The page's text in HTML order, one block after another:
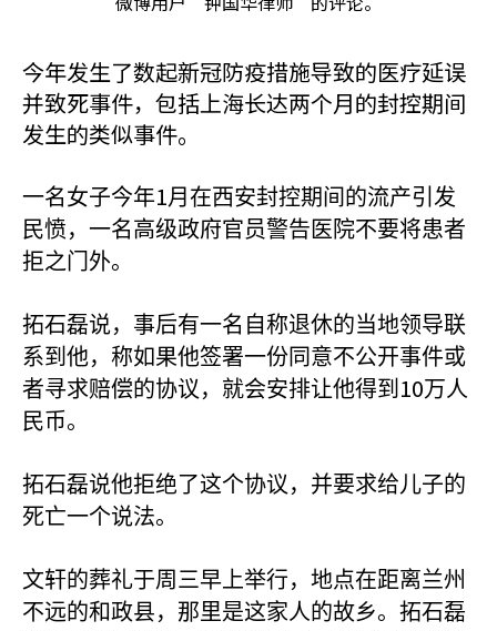
今年发生了数起新冠防疫措施导致的医疗延误
并致死事件，包括上海长达两个月的封控期间
发生的类似事件。
一名女子今年1月在西安封控期间的流产引发
民愤，一名高级政府官员警告医院不要将患者
拒之门外。
拓石磊说，事后有一名自称退休的当地领导联
系到他，称如果他签署一份同意不公开事件或
者寻求赔偿的协议，就会安排让他得到 10万人
民币。
拓石磊说他拒绝了这个协议，并要求给儿子的
死亡一个说法。
文轩的葬礼于周三早上举行，地点在距离兰州
不远的和政县，那里是这家人的故乡。拓石磊